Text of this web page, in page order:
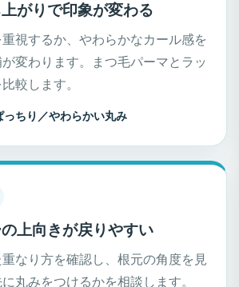
がりで印象が変わる
視するか、やわらかなカール感を
変わります。まつ毛パーマとラッ
較します。
っちり／やわらかい丸み
上向きが戻りやすい
なり方を確認し、根元の角度を見
丸みをつけるかを相談します。